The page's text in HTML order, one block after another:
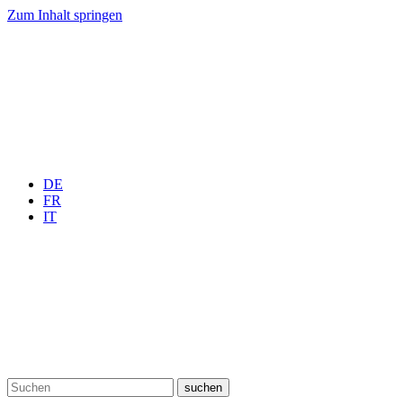
Zum Inhalt springen
DE
FR
IT
suchen